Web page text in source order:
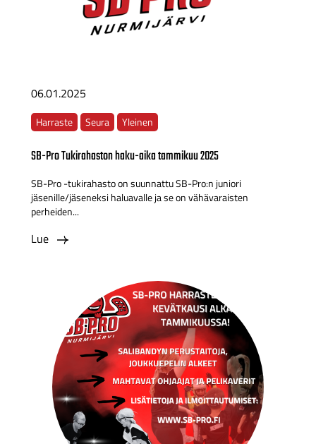
06.01.2025
Harraste Seura Yleinen
SB-Pro Tukirahaston haku-aika tammikuu 2025
SB-Pro -tukirahasto on suunnattu SB-Pro:n juniori
jäsenille/jäseneksi haluavalle ja se on vähävaraisten
perheiden...
Lue